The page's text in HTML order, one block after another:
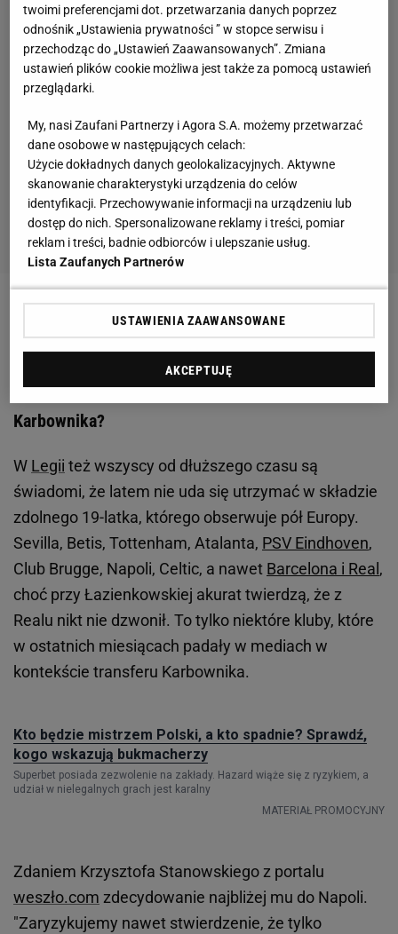
Zobacz wideoBartosz Kapustka w Legii. "Vuković
potrafi odbudować piłkarzy"
Legia pobije kolejny rekord na sprzedaży
Karbownika?
W Legii też wszyscy od dłuższego czasu są
świadomi, że latem nie uda się utrzymać w składzie
zdolnego 19-latka, którego obserwuje pół Europy.
Sevilla, Betis, Tottenham, Atalanta, PSV Eindhoven,
Club Brugge, Napoli, Celtic, a nawet Barcelona i Real ,
choć przy Łazienkowskiej akurat twierdzą, że z
Realu nikt nie dzwonił. To tylko niektóre kluby, które
w ostatnich miesiącach padały w mediach w
kontekście transferu Karbownika.
Zdaniem Krzysztofa Stanowskiego z portalu
weszło.com zdecydowanie najbliżej mu do Napoli.
"Zaryzykujemy nawet stwierdzenie, że tylko
twoimi preferencjami dot. przetwarzania danych poprzez
odnośnik „Ustawienia prywatności ” w stopce serwisu i
przechodząc do „Ustawień Zaawansowanych”. Zmiana
ustawień plików cookie możliwa jest także za pomocą ustawień
przeglądarki.
My, nasi Zaufani Partnerzy i Agora S.A. możemy przetwarzać
dane osobowe w następujących celach:
Użycie dokładnych danych geolokalizacyjnych. Aktywne
skanowanie charakterystyki urządzenia do celów
identyfikacji. Przechowywanie informacji na urządzeniu lub
dostęp do nich. Spersonalizowane reklamy i treści, pomiar
reklam i treści, badnie odbiorców i ulepszanie usług.
Lista Zaufanych Partnerów
USTAWIENIA ZAAWANSOWANE
AKCEPTUJĘ